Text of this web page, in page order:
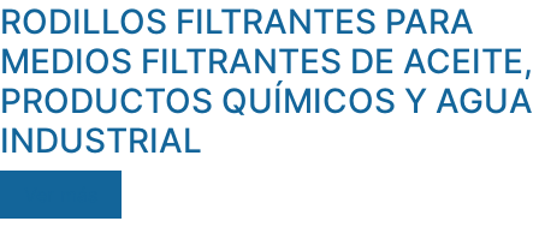
RODILLOS FILTRANTES PARA
MEDIOS FILTRANTES DE ACEITE,
PRODUCTOS QUÍMICOS Y AGUA
INDUSTRIAL